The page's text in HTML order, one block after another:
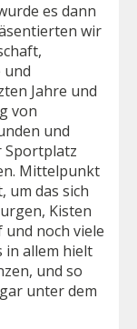
es dann
wir
und
Jahre und
von
und
Sportplatz
Mittelpunkt
um das sich
Kisten
und noch viele
in allem hielt
und so
unter dem